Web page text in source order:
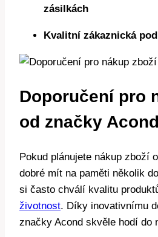
zásilkách
Kvalitní zákaznická
Doporučení pro
od značky Acond
Pokud plánujete nákup zboží
dobré mít na paměti několik
si často chválí kvalitu
životnost. Díky inovativnímu
značky Acond skvěle hodí do